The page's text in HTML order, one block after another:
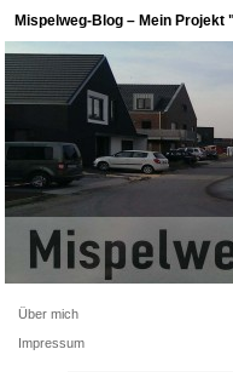
Mispelweg-Blog – Mein
Über mich
Impressum